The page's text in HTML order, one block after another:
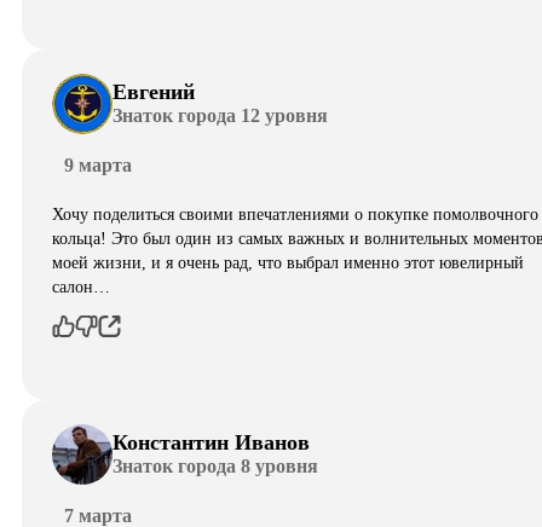
Евгений
Знаток города 12 уровня
9 марта
Хочу поделиться своими впечатлениями о покупке помолвочного
кольца! Это был один из самых важных и волнительных
моей жизни, и я очень рад, что выбрал именно этот ювелирный
салон…
Константин Иванов
Знаток города 8 уровня
7 марта